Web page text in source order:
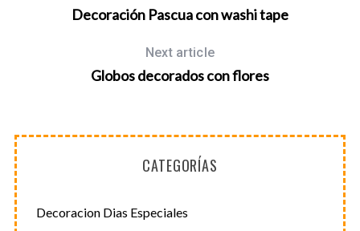
Decoración Pascua con washi tape
Next article
Globos decorados con flores
CATEGORÍAS
Decoracion Dias Especiales